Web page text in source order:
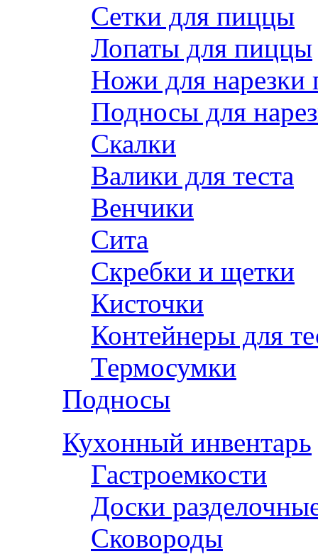
Сетки для пиццы
Лопаты для пиццы
Ножи для нарезки
Подносы для
Скалки
Валики для теста
Венчики
Сита
Скребки и щетки
Кисточки
Контейнеры для
Термосумки
Подносы
Кухонный инвентарь
Гастроемкости
Доски
Сковороды